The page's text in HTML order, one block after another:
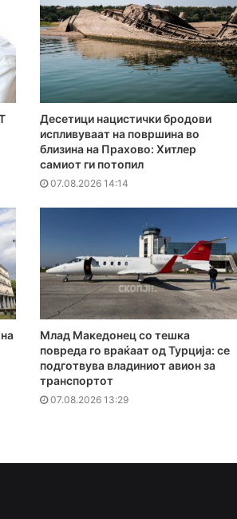
Десетици нацистички бродови
испливуваат на површина во
близина на Прахово: Хитлер
самиот ги потопил
07.08.2026 14:14
Млад Македонец со тешка
повреда го враќаат од Турција: се
подготвува владиниот авион за
транспортот
07.08.2026 13:29